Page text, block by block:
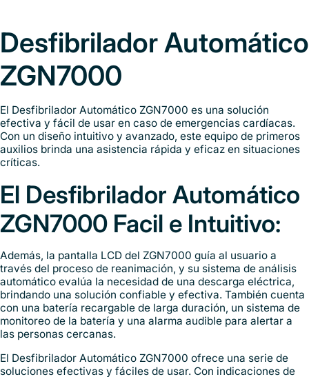
Desfibrilador Automático
ZGN7000
El Desfibrilador Automático ZGN7000 es una solución
efectiva y fácil de usar en caso de emergencias cardíacas.
Con un diseño intuitivo y avanzado, este equipo de primeros
auxilios brinda una asistencia rápida y eficaz en situaciones
críticas.
El Desfibrilador Automático
ZGN7000 Facil e Intuitivo:
Además, la pantalla LCD del ZGN7000 guía al usuario a
través del proceso de reanimación, y su sistema de análisis
automático evalúa la necesidad de una descarga eléctrica,
brindando una solución confiable y efectiva. También cuenta
con una batería recargable de larga duración, un sistema de
monitoreo de la batería y una alarma audible para alertar a
las personas cercanas.
El Desfibrilador Automático ZGN7000 ofrece una serie de
soluciones efectivas y fáciles de usar. Con indicaciones de